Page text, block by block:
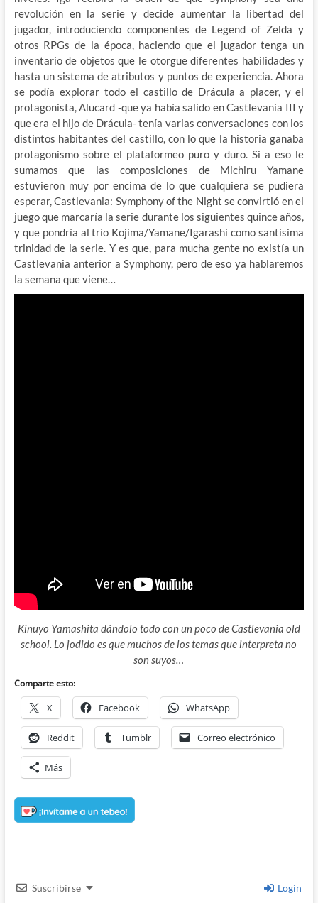
revolución en la serie y decide aumentar la libertad del
jugador, introduciendo componentes de Legend of Zelda y
otros RPGs de la época, haciendo que el jugador tenga un
inventario de objetos que le otorgue diferentes habilidades y
hasta un sistema de atributos y puntos de experiencia. Ahora
se podía explorar todo el castillo de Drácula a placer, y el
protagonista, Alucard -que ya había salido en Castlevania III y
que era el hijo de Drácula- tenía varias conversaciones con los
distintos habitantes del castillo, con lo que la historia ganaba
protagonismo sobre el plataformeo puro y duro. Si a eso le
sumamos que las composiciones de Michiru Yamane
estuvieron muy por encima de lo que cualquiera se pudiera
esperar, Castlevania: Symphony of the Night se convirtió en el
juego que marcaría la serie durante los siguientes quince años,
y que pondría al trío Kojima/Yamane/Igarashi como santísima
trinidad de la serie. Y es que, para mucha gente no existía un
Castlevania anterior a Symphony, pero de eso ya hablaremos
la semana que viene…
Kinuyo Yamashita dándolo todo con un poco de Castlevania old
school. Lo jodido es que muchos de los temas que interpreta no
son suyos…
Comparte esto:
X Facebook WhatsApp
Reddit Tumblr Correo electrónico
Más
Suscribirse Login